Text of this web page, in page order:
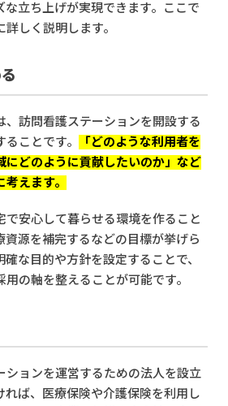
な立ち上げが実現できます。ここで
しく説明します。
、訪問看護ステーションを開設する
ことです。
「どのような利用者を
にどのように貢献したいのか」など
えます。
で安心して暮らせる環境を作ること
資源を補完するなどの目標が挙げら
な目的や方針を設定することで、
の軸を整えることが可能です。
ションを運営するための法人を設立
れば、医療保険や介護保険を利用し